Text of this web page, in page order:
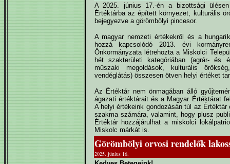
A 2025. június 17.-én a bizottsági
Értéktárba az épített környezet, kulturális
bejegyezve a görömbölyi pincesor.
A magyar nemzeti értékekről és a
hozzá kapcsolódó 2013. évi
Önkormányzata létrehozta a Miskolci
hét szakterületi kategóriában (agrár- és
műszaki megoldások, kulturális
vendéglátás) összesen ötven helyi értéket
Az Értéktár nem önmagában álló
ágazati értéktárait és a Magyar Értéktárat
A helyi értékeink gondozásán túl az
szakma számára, valamint, hogy plusz
Értéktár hozzájárulhat a miskolci
Miskolc márkát is.
Görömbölyi orvosi rendelők
2025. június 16.